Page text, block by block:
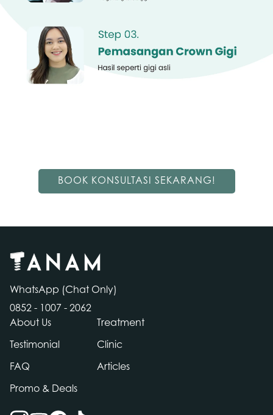
Us
BOOK KONSULTASI SEKARANG!
WhatsApp (Chat Only)
0852 - 1007 - 2062
About Us
Treatment
Testimonial Clinic
FAQ Articles
Promo & Deals